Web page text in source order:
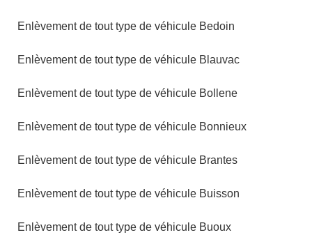
Enlèvement de tout type de véhicule Bedoin
Enlèvement de tout type de véhicule Blauvac
Enlèvement de tout type de véhicule Bollene
Enlèvement de tout type de véhicule Bonnieux
Enlèvement de tout type de véhicule Brantes
Enlèvement de tout type de véhicule Buisson
Enlèvement de tout type de véhicule Buoux